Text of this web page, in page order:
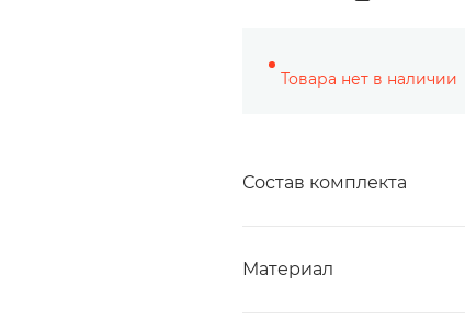
Товара нет в наличии
Состав комплекта
Материал